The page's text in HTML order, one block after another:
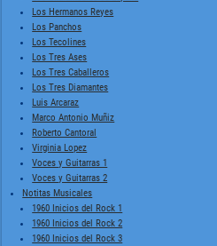
Los Hermanos Reyes
Los Panchos
Los Tecolines
Los Tres Ases
Los Tres Caballeros
Los Tres Diamantes
Luis Arcaraz
Marco Antonio Muñiz
Roberto Cantoral
Virginia Lopez
Voces y Guitarras 1
Voces y Guitarras 2
Notitas Musicales
1960 Inicios del Rock 1
1960 Inicios del Rock 2
1960 Inicios del Rock 3